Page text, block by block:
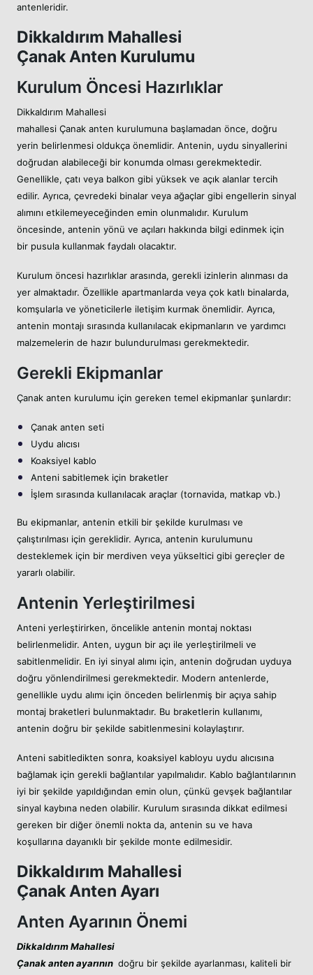
antenleridir.
Dikkaldırım Mahallesi
Çanak Anten Kurulumu
Kurulum Öncesi Hazırlıklar
Dikkaldırım Mahallesi
mahallesi Çanak anten kurulumuna başlamadan önce, doğru
yerin belirlenmesi oldukça önemlidir. Antenin, uydu sinyallerini
doğrudan alabileceği bir konumda olması gerekmektedir.
Genellikle, çatı veya balkon gibi yüksek ve açık alanlar tercih
edilir. Ayrıca, çevredeki binalar veya ağaçlar gibi engellerin sinyal
alımını etkilemeyeceğinden emin olunmalıdır. Kurulum
öncesinde, antenin yönü ve açıları hakkında bilgi edinmek için
bir pusula kullanmak faydalı olacaktır.
Kurulum öncesi hazırlıklar arasında, gerekli izinlerin alınması da
yer almaktadır. Özellikle apartmanlarda veya çok katlı binalarda,
komşularla ve yöneticilerle iletişim kurmak önemlidir. Ayrıca,
antenin montajı sırasında kullanılacak ekipmanların ve yardımcı
malzemelerin de hazır bulundurulması gerekmektedir.
Gerekli Ekipmanlar
Çanak anten kurulumu için gereken temel ekipmanlar şunlardır:
Çanak anten seti
Uydu alıcısı
Koaksiyel kablo
Anteni sabitlemek için braketler
İşlem sırasında kullanılacak araçlar (tornavida, matkap vb.)
Bu ekipmanlar, antenin etkili bir şekilde kurulması ve
çalıştırılması için gereklidir. Ayrıca, antenin kurulumunu
desteklemek için bir merdiven veya yükseltici gibi gereçler de
yararlı olabilir.
Antenin Yerleştirilmesi
Anteni yerleştirirken, öncelikle antenin montaj noktası
belirlenmelidir. Anten, uygun bir açı ile yerleştirilmeli ve
sabitlenmelidir. En iyi sinyal alımı için, antenin doğrudan uyduya
doğru yönlendirilmesi gerekmektedir. Modern antenlerde,
genellikle uydu alımı için önceden belirlenmiş bir açıya sahip
montaj braketleri bulunmaktadır. Bu braketlerin kullanımı,
antenin doğru bir şekilde sabitlenmesini kolaylaştırır.
Anteni sabitledikten sonra, koaksiyel kabloyu uydu alıcısına
bağlamak için gerekli bağlantılar yapılmalıdır. Kablo bağlantılarının
iyi bir şekilde yapıldığından emin olun, çünkü gevşek bağlantılar
sinyal kaybına neden olabilir. Kurulum sırasında dikkat edilmesi
gereken bir diğer önemli nokta da, antenin su ve hava
koşullarına dayanıklı bir şekilde monte edilmesidir.
Dikkaldırım Mahallesi
Çanak Anten Ayarı
Anten Ayarının Önemi
Dikkaldırım Mahallesi
Çanak anten ayarının doğru bir şekilde ayarlanması, kaliteli bir